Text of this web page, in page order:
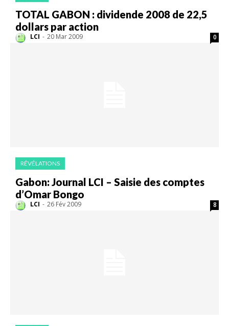
TOTAL GABON : dividende 2008 de 22,5
dollars par action
LCI - 20 Mar 2009 0
RÉVÉLATIONS
Gabon: Journal LCI – Saisie des comptes
d’Omar Bongo
LCI - 26 Fév 2009 8